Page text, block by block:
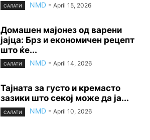
САЛАТИ NMD - April 15, 2026
Домашен мајонез од варени
јајца: Брз и економичен рецепт
што ќе...
САЛАТИ NMD - April 14, 2026
Тајната за густо и кремасто
зазики што секој може да ја...
САЛАТИ NMD - April 10, 2026